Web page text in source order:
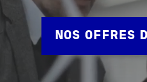
NOS OFFRES